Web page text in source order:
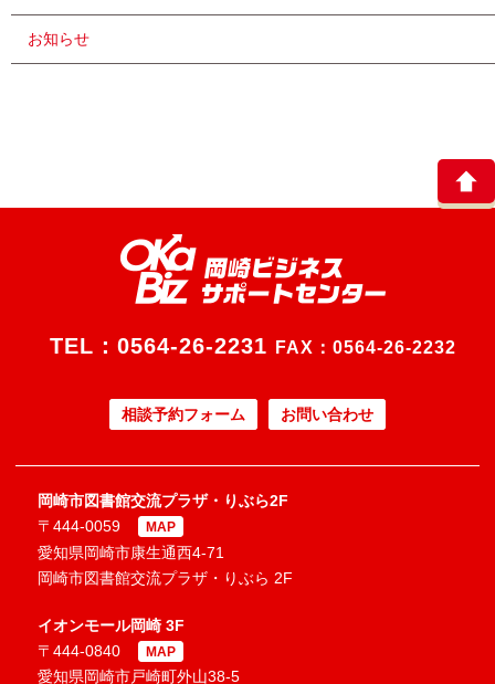
お知らせ
TEL： 0564-26-2231 FAX：0564-26-2232
相談予約フォーム お問い合わせ
岡崎市図書館交流プラザ・りぶら2F
〒444-0059
MAP
愛知県岡崎市康生通西4-71
岡崎市図書館交流プラザ・りぶら 2F
イオンモール岡崎 3F
〒444-0840
MAP
愛知県岡崎市戸崎町外山38-5